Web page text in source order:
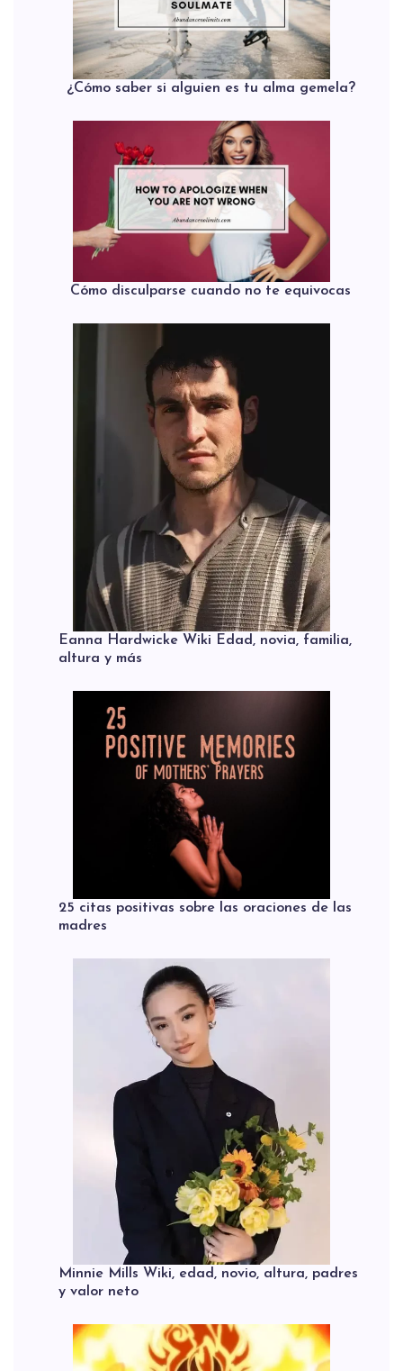
¿Cómo saber si alguien es tu alma gemela?
Cómo disculparse cuando no te equivocas
Eanna Hardwicke Wiki Edad, novia, familia,
altura y más
25 citas positivas sobre las oraciones de las
madres
Minnie Mills Wiki, edad, novio, altura, padres
y valor neto